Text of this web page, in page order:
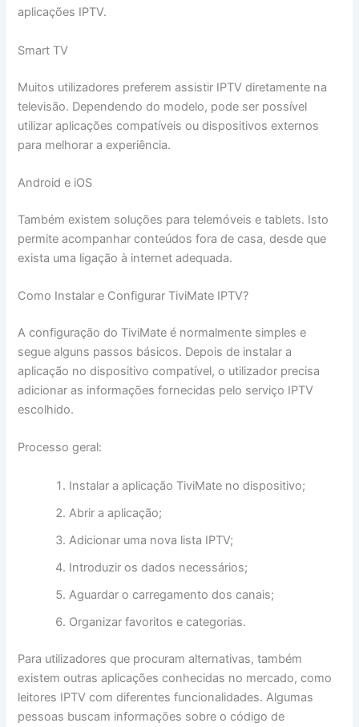
aplicações IPTV.
Smart TV
Muitos utilizadores preferem assistir IPTV diretamente na
televisão. Dependendo do modelo, pode ser possível
utilizar aplicações compatíveis ou dispositivos externos
para melhorar a experiência.
Android e iOS
Também existem soluções para telemóveis e tablets. Isto
permite acompanhar conteúdos fora de casa, desde que
exista uma ligação à internet adequada.
Como Instalar e Configurar TiviMate IPTV?
A configuração do TiviMate é normalmente simples e
segue alguns passos básicos. Depois de instalar a
aplicação no dispositivo compatível, o utilizador precisa
adicionar as informações fornecidas pelo serviço IPTV
escolhido.
Processo geral:
Instalar a aplicação TiviMate no dispositivo;
Abrir a aplicação;
Adicionar uma nova lista IPTV;
Introduzir os dados necessários;
Aguardar o carregamento dos canais;
Organizar favoritos e categorias.
Para utilizadores que procuram alternativas, também
existem outras aplicações conhecidas no mercado, como
leitores IPTV com diferentes funcionalidades. Algumas
pessoas buscam informações sobre o código de